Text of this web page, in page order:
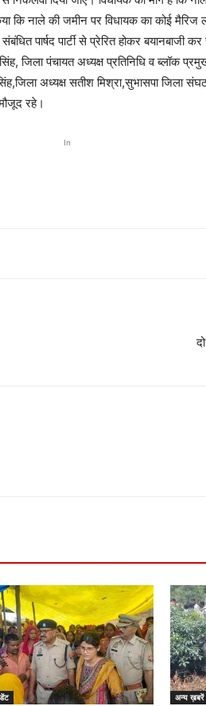
कि नाले की जमीन पर विधायक का कोई मैरिज
पार्षद पार्टी से प्रेरित होकर बयानबाजी कर
जिला पंचायत अध्यक्ष प्रतिनिधि व ब्लॉक
अध्यक्ष सतीश मिश्रा,सुभासपा जिला
रहे।
In
अन्य ख़बरें